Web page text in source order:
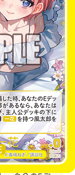
場した時、
を持つ風太
外の風太郎